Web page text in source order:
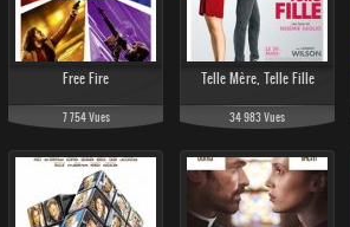
Free Fire
7 754 Vues
Telle Mère, Telle Fille
34 983 Vues